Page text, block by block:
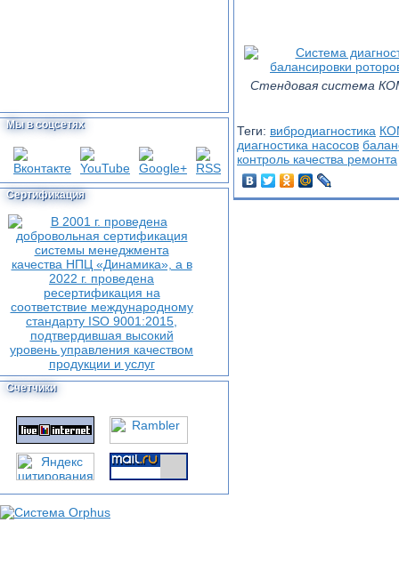
Мы в соцсетях
Сертификация
Счетчики
Стендовая система
Теги: вибродиагностика
диагностика насосов
контроль качества ремонта